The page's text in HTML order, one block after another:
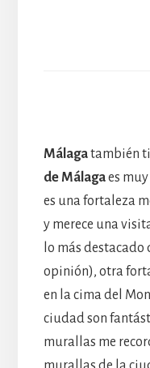
Málagatambién
de Málagaes
es una fortaleza
y merece una
lo más
opinión), otra
en la cima del
ciudad son
murallas me